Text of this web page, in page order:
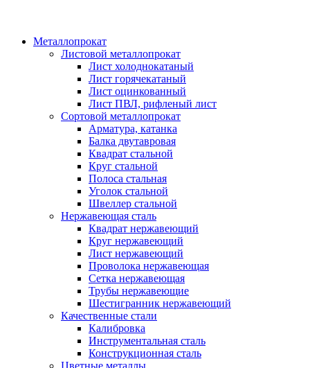
Металлопрокат
Листовой металлопрокат
Лист холоднокатаный
Лист горячекатаный
Лист оцинкованный
Лист ПВЛ, рифленый лист
Сортовой металлопрокат
Арматура, катанка
Балка двутавровая
Квадрат стальной
Круг стальной
Полоса стальная
Уголок стальной
Швеллер стальной
Нержавеющая сталь
Квадрат нержавеющий
Круг нержавеющий
Лист нержавеющий
Проволока нержавеющая
Сетка нержавеющая
Трубы нержавеющие
Шестигранник нержавеющий
Качественные стали
Калибровка
Инструментальная сталь
Конструкционная сталь
Цветные металлы